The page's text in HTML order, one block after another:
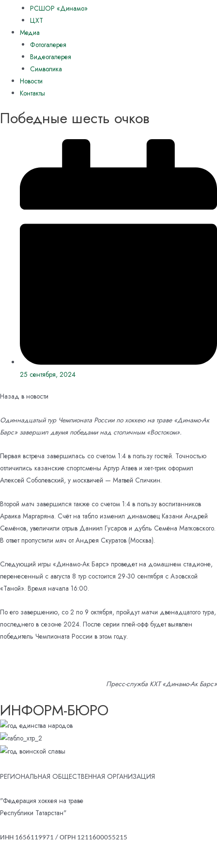
РСШОР «Динамо»
ЦХТ
Медиа
Фотогалерея
Видеогалерея
Символика
Новости
Контакты
Победные шесть очков
25 сентября, 2024
Назад в новости
Одиннадцатый тур Чемпионата России по хоккею на траве «Динамо-Ак
Барс» завершил двумя победами над столичным «Востоком».
Первая встреча завершилась со счетом 1:4 в пользу гостей. Точностью
отличились казанские спортсмены Артур Атаев и хет-трик оформил
Алексей Соболевский, у москвичей — Матвей Спичкин.
Второй матч завершился также со счетом 1:4 в пользу воспитанников
Араика Маргаряна. Счёт на табло изменил динамовец Казани Андрей
Семёнов, увеличили отрыв Даниил Гусаров и дубль Семёна Матковского.
В ответ пропустили мяч от Андрея Скуратов (Москва).
Следующий игры «Динамо-Ак Барс» проведет на домашнем стадионе,
перенесенный с августа 8 тур состоится 29-30 сентября с Азовской
«Таной». Время начала 16:00.
По его завершению, со 2 по 9 октября, пройдут матчи двенадцатого тура,
последнего в сезоне 2024. После серии плей-офф будет выявлен
победитель Чемпионата России в этом году.
Пресс-служба КХТ «Динамо-Ак Барс»
ИНФОРМ-БЮРО
РЕГИОНАЛЬНАЯ ОБЩЕСТВЕННАЯ ОРГАНИЗАЦИЯ
"Федерация хоккея на траве
Республики Татарстан"
ИНН 1656119971 / ОГРН 1211600055215